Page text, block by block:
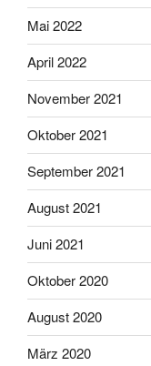
Mai 2022
April 2022
November 2021
Oktober 2021
September 2021
August 2021
Juni 2021
Oktober 2020
August 2020
März 2020